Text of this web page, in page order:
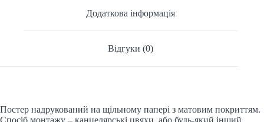
Додаткова інформація
Відгуки (0)
Постер надрукований на щільному папері з матовим покриттям.
Спосіб монтажу – канцелярські цвяхи, або будь-який інший